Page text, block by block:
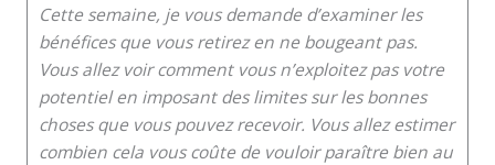
Cette semaine, je vous demande d’examiner les
bénéfices que vous retirez en ne bougeant pas.
Vous allez voir comment vous n’exploitez pas votre
potentiel en imposant des limites sur les bonnes
choses que vous pouvez recevoir. Vous allez estimer
combien cela vous coûte de vouloir paraître bien au